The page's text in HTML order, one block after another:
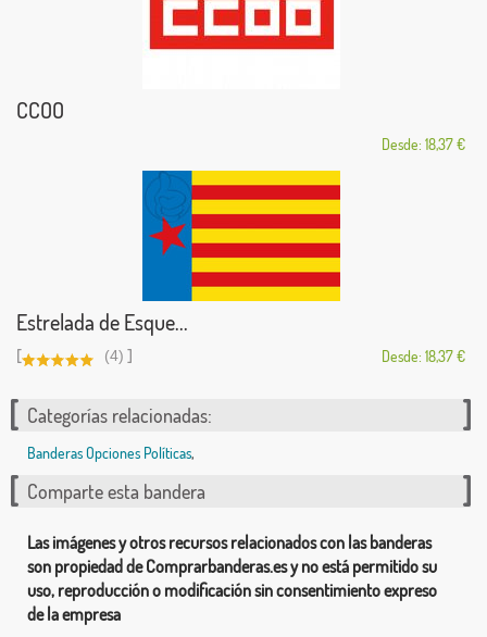
CCOO
Desde: 18,37 €
Estrelada de Esque...
[ (4) ] Desde: 18,37 €
Categorías relacionadas:
Banderas Opciones Políticas,
Comparte esta bandera
Las imágenes y otros recursos relacionados con las banderas
son propiedad de Comprarbanderas.es y no está permitido su
uso, reproducción o modificación sin consentimiento expreso
de la empresa